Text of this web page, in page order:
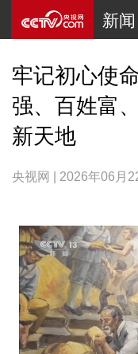
新闻
牢记初心使
强、百姓富
新天地
央视网 | 2026年06月